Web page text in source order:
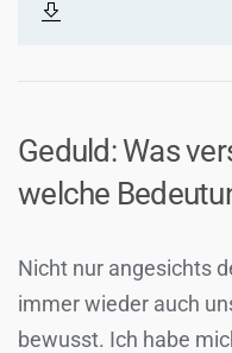
Geduld: Was
welche
Nicht nur angesichts
immer wieder auch
bewusst. Ich habe